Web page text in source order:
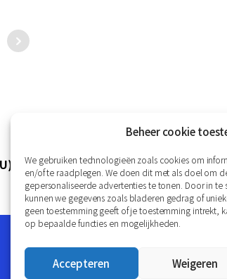
Beheer cookie
We gebruiken technologieën zoals cookies om
en/of te raadplegen. We doen dit met als doel om
gepersonaliseerde advertenties te tonen. Door in
kunnen we gegevens zoals bladeren gedrag of
geen toestemming geeft of je toestemming intrekt,
op bepaalde functies en mogelijkheden.
Accepteren Weigeren
Disclaimer Privacy